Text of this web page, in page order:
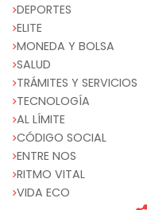
DEPORTES
ELITE
MONEDA Y BOLSA
SALUD
TRÁMITES Y SERVICIOS
TECNOLOGÍA
AL LÍMITE
CÓDIGO SOCIAL
ENTRE NOS
RITMO VITAL
VIDA ECO